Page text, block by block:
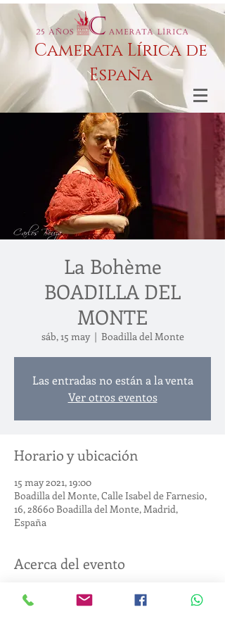
Camerata Lírica de
España
La Bohème
BOADILLA DEL
MONTE
sáb, 15 may
  |
Boadilla del Monte
Las entradas no están a la venta
Ver otros eventos
Horario y ubicación
15 may 2021, 19:00
Boadilla del Monte, Calle Isabel de Farnesio,
16, 28660 Boadilla del Monte, Madrid,
España
Acerca del evento
a ópera en cuatro actos fue compuesta por
Puccini y estrenada en Turín en 1896. En